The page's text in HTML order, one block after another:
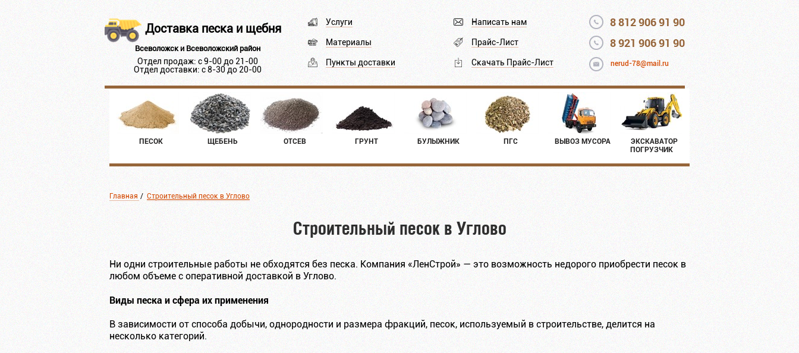
Доставка песка и щебня
Всеволожск и Всеволожский район
Отдел продаж: с 9-00 до 21-00
Отдел доставки: с 8-30 до 20-00
Услуги
Материалы
Пункты доставки
Написать нам
Прайс-Лист
Скачать Прайс-Лист
8 812 906 91 90
8 921 906 91 90
nerud-78@mail.ru
ПЕСОК ЩЕБЕНЬ ОТСЕВ ГРУНТ БУЛЫЖНИК ПГС ВЫВОЗ МУСОРА
ЭКСКАВАТОР
ПОГРУЗЧИК
Главная / Строительный песок в Углово
Строительный песок в Углово
Ни одни строительные работы не обходятся без песка. Компания «ЛенСтрой» — это возможность недорого приобрести песок в
любом объеме с оперативной доставкой в Углово.
Виды песка и сфера их применения
В зависимости от способа добычи, однородности и размера фракций, песок, используемый в строительстве, делится на
несколько категорий.